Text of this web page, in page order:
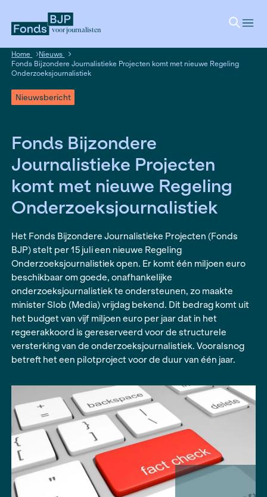
Home
Nieuws
Fonds Bijzondere Journalistieke Projecten komt met nieuwe
Onderzoeksjournalistiek
Fonds Bijzondere
Journalistieke
komt met nieuwe
Het Fonds Bijzondere Journalistieke Projecten
BJP) stelt per 15 juli een nieuwe Regeling
Onderzoeksjournalistiek open. Er komt één
beschikbaar om goede, onafhankelijke
onderzoeksjournalistiek te ondersteunen, zo
het budget van vijf miljoen euro per jaar dat in
regeerakkoord is gereserveerd voor de
versterking van de onderzoeksjournalistiek.
betreft het een pilotproject voor de duur van